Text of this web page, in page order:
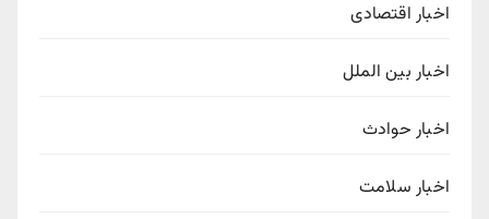
اخبار اقتصادی
اخبار بین الملل
اخبار حوادث
اخبار سلامت